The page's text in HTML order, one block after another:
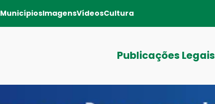
MunicípiosImagensVídeosCultura
Publicações Legais